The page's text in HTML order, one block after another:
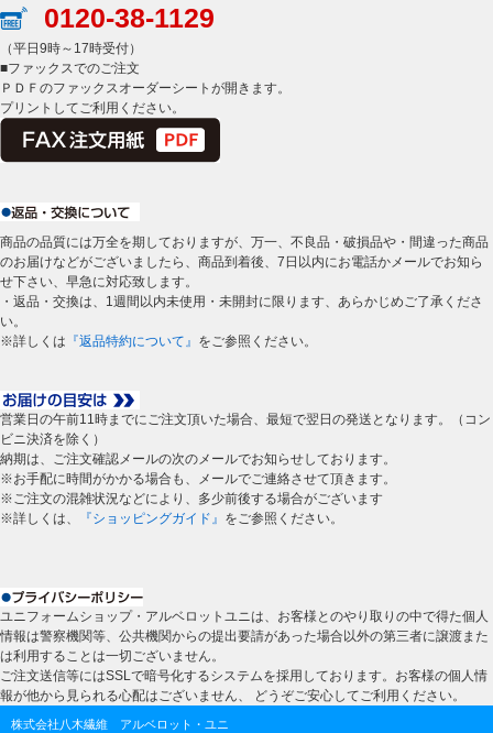
0120-38-1129
（平日9時～17時受付）
■ファックスでのご注文
ＰＤＦのファックスオーダーシートが開きます。
プリントしてご利用ください。
商品の品質には万全を期しておりますが、万一、不良品・破損品や・間違った商品
のお届けなどがございましたら、商品到着後、7日以内にお電話かメールでお知ら
せ下さい、早急に対応致します。
・返品・交換は、1週間以内未使用・未開封に限ります、あらかじめご了承くださ
い。
※詳しくは 『返品特約について』 をご参照ください。
営業日の午前11時までにご注文頂いた場合、最短で翌日の発送となります。（コン
ビニ決済を除く）
納期は、ご注文確認メールの次のメールでお知らせしております。
※お手配に時間がかかる場合も、メールでご連絡させて頂きます。
※ご注文の混雑状況などにより、多少前後する場合がございます
※詳しくは、
『ショッピングガイド』 をご参照ください。
ユニフォームショップ・アルベロットユニは、お客様とのやり取りの中で得た個人
情報は警察機関等、公共機関からの提出要請があった場合以外の第三者に譲渡また
は利用することは一切ございません。
ご注文送信等にはSSLで暗号化するシステムを採用しております。お客様の個人情
報が他から見られる心配はございません、 どうぞご安心してご利用ください。
株式会社八木繊維 アルベロット・ユニ